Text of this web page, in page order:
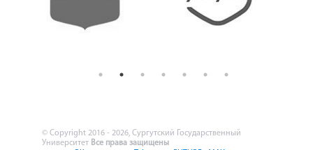
© Copyright 2016 - 2026, Сургутский Государственный
Университет Все права защищены